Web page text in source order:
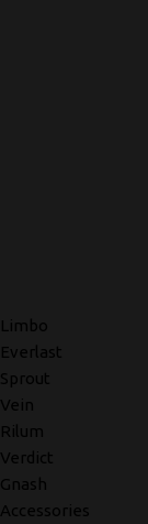
Limbo
Everlast
Sprout
Vein
Rilum
Verdict
Gnash
Accessories